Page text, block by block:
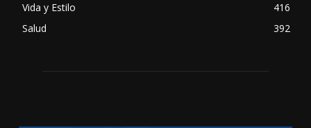
Vida y Estilo
416
Salud
392